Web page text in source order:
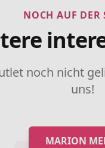
NOCH AUF DER
noch nicht
uns!
MARION